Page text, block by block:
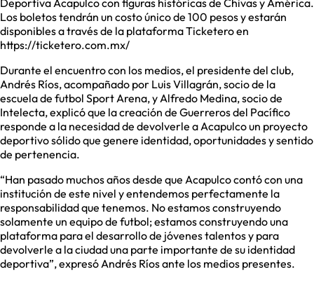
Deportiva Acapulco con figuras históricas de Chivas y América.
Los boletos tendrán un costo único de 100 pesos y estarán
disponibles a través de la plataforma Ticketero en
https://ticketero.com.mx/
Durante el encuentro con los medios, el presidente del club,
Andrés Ríos, acompañado por Luis Villagrán, socio de la
escuela de futbol Sport Arena, y Alfredo Medina, socio de
Intelecta, explicó que la creación de Guerreros del Pacífico
responde a la necesidad de devolverle a Acapulco un proyecto
deportivo sólido que genere identidad, oportunidades y sentido
de pertenencia.
“Han pasado muchos años desde que Acapulco contó con una
institución de este nivel y entendemos perfectamente la
responsabilidad que tenemos. No estamos construyendo
solamente un equipo de futbol; estamos construyendo una
plataforma para el desarrollo de jóvenes talentos y para
devolverle a la ciudad una parte importante de su identidad
deportiva”, expresó Andrés Ríos ante los medios presentes.